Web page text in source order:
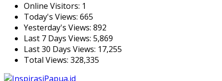
Online Visitors: 1
Today's Views: 665
Yesterday's Views: 892
Last 7 Days Views: 5,869
Last 30 Days Views: 17,255
Total Views: 328,335